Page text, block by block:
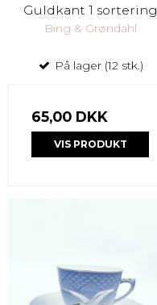
Guldkant 1 sortering
Bing & Grøndahl
På lager (12 stk.)
65,00 DKK
VIS PRODUKT